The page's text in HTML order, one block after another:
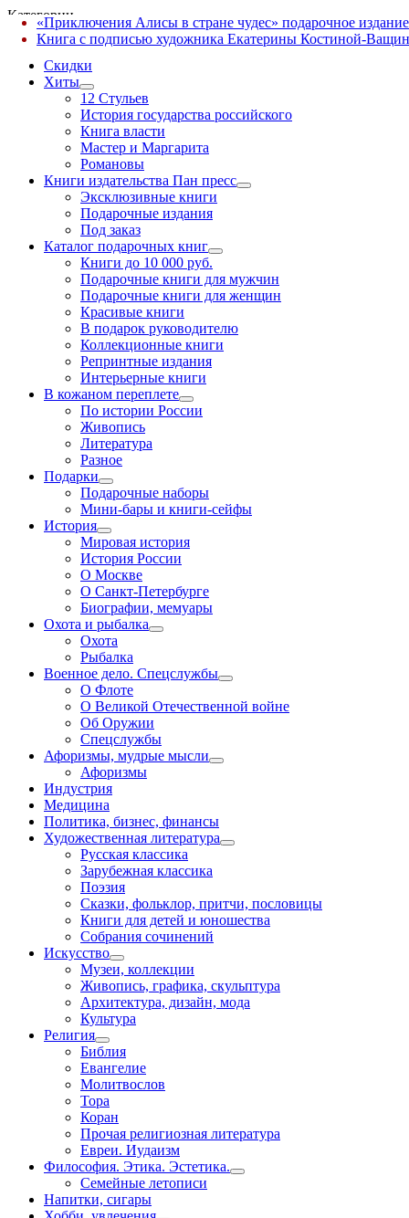
Категории
Скидки
Хиты
12 Стульев
История государства российского
Книга власти
Мастер и Маргарита
Романовы
Книги издательства Пан пресс
Эксклюзивные книги
Подарочные издания
Под заказ
Каталог подарочных книг
Книги до 10 000 руб.
Подарочные книги для мужчин
Подарочные книги для женщин
Красивые книги
В подарок руководителю
Коллекционные книги
Репринтные издания
Интерьерные книги
В кожаном переплете
По истории России
Живопись
Литература
Разное
Подарки
Подарочные наборы
Мини-бары и книги-сейфы
История
Мировая история
История России
О Москве
О Санкт-Петербурге
Биографии, мемуары
Охота и рыбалка
Охота
Рыбалка
Военное дело. Спецслужбы
О Флоте
О Великой Отечественной войне
Об Оружии
Спецслужбы
Афоризмы, мудрые мысли
Афоризмы
Индустрия
Медицина
Политика, бизнес, финансы
Художественная литература
Русская классика
Зарубежная классика
Поэзия
Сказки, фольклор, притчи, пословицы
Книги для детей и юношества
Собрания сочинений
Искусство
Музеи, коллекции
Живопись, графика, скульптура
Архитектура, дизайн, мода
Культура
Религия
Библия
Евангелие
Молитвослов
Тора
Коран
Прочая религиозная литература
Евреи. Иудаизм
Философия. Этика. Эстетика.
Семейные летописи
Напитки, сигары
«Приключения Алисы в стране чудес» подарочное издание
Книга с подписью художника Екатерины Костиной-